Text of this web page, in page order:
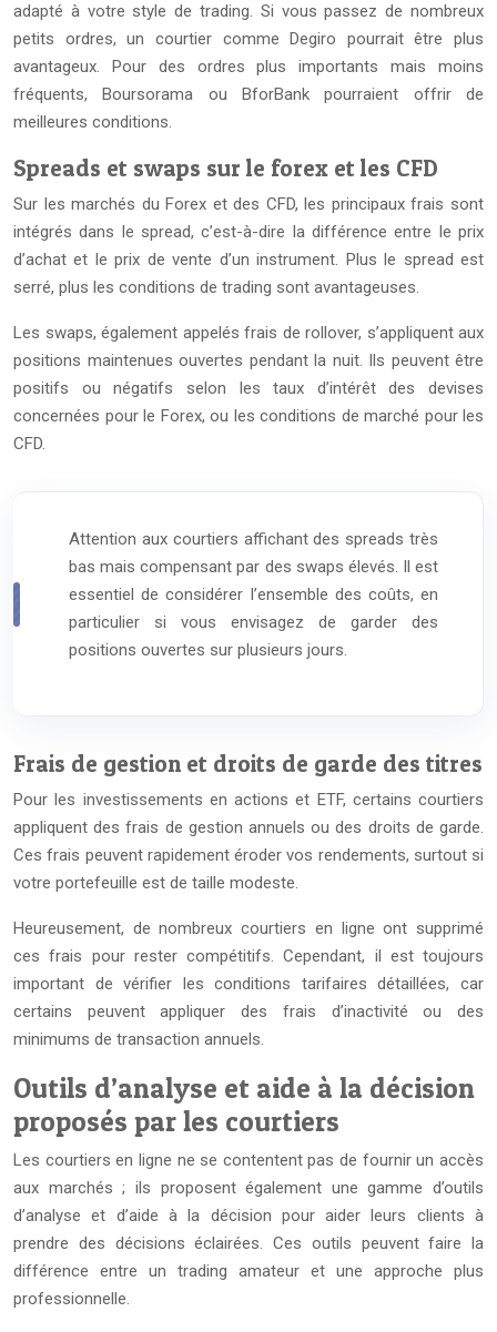
adapté à votre style de trading. Si vous passez de nombreux
petits ordres, un courtier comme Degiro pourrait être plus
avantageux. Pour des ordres plus importants mais moins
fréquents, Boursorama ou BforBank pourraient offrir de
meilleures conditions.
Spreads et swaps sur le forex et les CFD
Sur les marchés du Forex et des CFD, les principaux frais sont
intégrés dans le spread, c’est-à-dire la différence entre le prix
d’achat et le prix de vente d’un instrument. Plus le spread est
serré, plus les conditions de trading sont avantageuses.
Les swaps, également appelés frais de rollover, s’appliquent aux
positions maintenues ouvertes pendant la nuit. Ils peuvent être
positifs ou négatifs selon les taux d’intérêt des devises
concernées pour le Forex, ou les conditions de marché pour les
CFD.
Attention aux courtiers affichant des spreads très
bas mais compensant par des swaps élevés. Il est
essentiel de considérer l’ensemble des coûts, en
particulier si vous envisagez de garder des
positions ouvertes sur plusieurs jours.
Frais de gestion et droits de garde des titres
Pour les investissements en actions et ETF, certains courtiers
appliquent des frais de gestion annuels ou des droits de garde.
Ces frais peuvent rapidement éroder vos rendements, surtout si
votre portefeuille est de taille modeste.
Heureusement, de nombreux courtiers en ligne ont supprimé
ces frais pour rester compétitifs. Cependant, il est toujours
important de vérifier les conditions tarifaires détaillées, car
certains peuvent appliquer des frais d’inactivité ou des
minimums de transaction annuels.
Outils d’analyse et aide à la décision
proposés par les courtiers
Les courtiers en ligne ne se contentent pas de fournir un accès
aux marchés ; ils proposent également une gamme d’outils
d’analyse et d’aide à la décision pour aider leurs clients à
prendre des décisions éclairées. Ces outils peuvent faire la
différence entre un trading amateur et une approche plus
professionnelle.